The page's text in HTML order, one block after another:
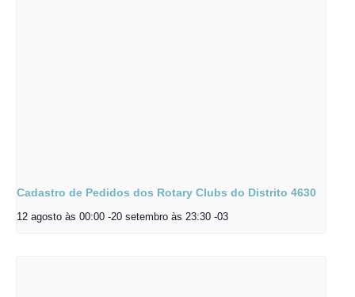
Cadastro de Pedidos dos Rotary Clubs do Distrito 4630
12 agosto às 00:00 -20 setembro às 23:30 -03